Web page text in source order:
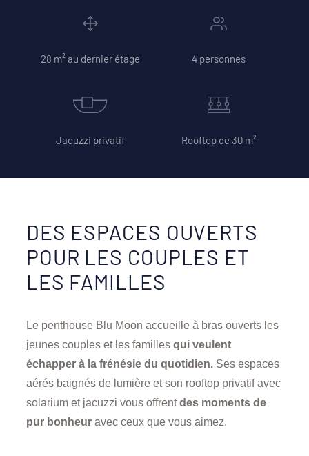
28 m² au dernier étage 4 personnes
Jacuzzi privatif Rooftop de 30 m²
DES ESPACES OUVERTS
POUR LES COUPLES ET
LES FAMILLES
Le penthouse Blu Moon accueille à bras ouverts les
jeunes couples et les familles qui veulent
échapper à la frénésie du quotidien.Ses espaces
aérés baignés de lumière et son rooftop privatif avec
solarium et jacuzzi vous offrentdes moments de
pur bonheuravec ceux que vous aimez.